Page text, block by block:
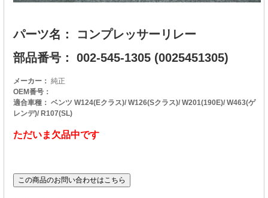
パーツ名： コンプレッサーリレー
部品番号： 002-545-1305 (0025451305)
メーカー： 純正
OEM番号：
適合車種： ベンツ W124(Eクラス)/ W126(Sクラス)/ W201(190E)/ W463(ゲ
レンデ)/ R107(SL)
ただいま欠品中です